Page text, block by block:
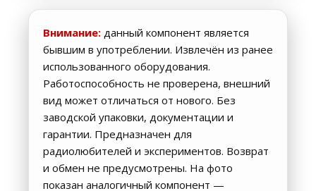
Внимание: данный компонент является
бывшим в употреблении. Извлечён из ранее
использованного оборудования.
Работоспособность не проверена, внешний
вид может отличаться от нового. Без
заводской упаковки, документации и
гарантии. Предназначен для
радиолюбителей и экспериментов. Возврат
и обмен не предусмотрены. На фото
показан аналогичный компонент —